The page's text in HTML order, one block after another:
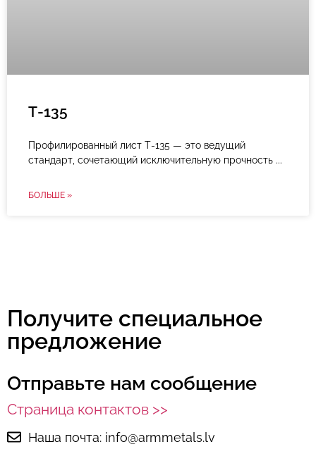
Т-135
Профилированный лист Т-135 — это ведущий
стандарт, сочетающий исключительную прочность
БОЛЬШЕ »
Получите специальное
предложение
Отправьте нам сообщение
Страница контактов >>
Наша почта: info@armmetals.lv